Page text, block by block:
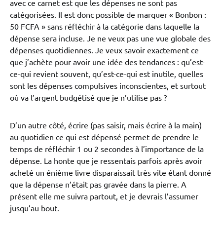
avec ce carnet est que les dépenses ne sont pas
catégorisées. Il est donc possible de marquer « Bonbon :
50 FCFA » sans réfléchir à la catégorie dans laquelle la
dépense sera incluse. Je ne veux pas une vue globale des
dépenses quotidiennes. Je veux savoir exactement ce
que j’achète pour avoir une idée des tendances : qu’est-
ce-qui revient souvent, qu’est-ce-qui est inutile, quelles
sont les dépenses compulsives inconscientes, et surtout
où va l’argent budgétisé que je n’utilise pas ?
D’un autre côté, écrire (pas saisir, mais écrire à la main)
au quotidien ce qui est dépensé permet de prendre le
temps de réfléchir 1 ou 2 secondes à l’importance de la
dépense. La honte que je ressentais parfois après avoir
acheté un énième livre disparaissait très vite étant donné
que la dépense n’était pas gravée dans la pierre. A
présent elle me suivra partout, et je devrais l’assumer
jusqu’au bout.